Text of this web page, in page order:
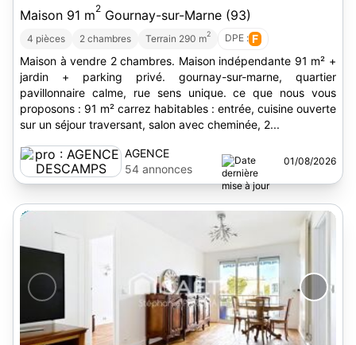
Maison 91 m2 Gournay-sur-Marne (93)
4 pièces 2 chambres Terrain 290 m2 DPE : F
Maison à vendre 2 chambres. Maison indépendante 91 m² +
jardin + parking privé. gournay-sur-marne, quartier
pavillonnaire calme, rue sens unique. ce que nous vous
proposons : 91 m² carrez habitables : entrée, cuisine ouverte
sur un séjour traversant, salon avec cheminée, 2...
AGENCE
DESCAMPS
54 annonces
01/08/2026